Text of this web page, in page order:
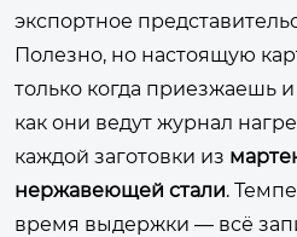
экспортное
Полезно, но настоящую
только когда приезжаешь
как они ведут журнал
каждой заготовки из
нержавеющей стали.
время выдержки — всё